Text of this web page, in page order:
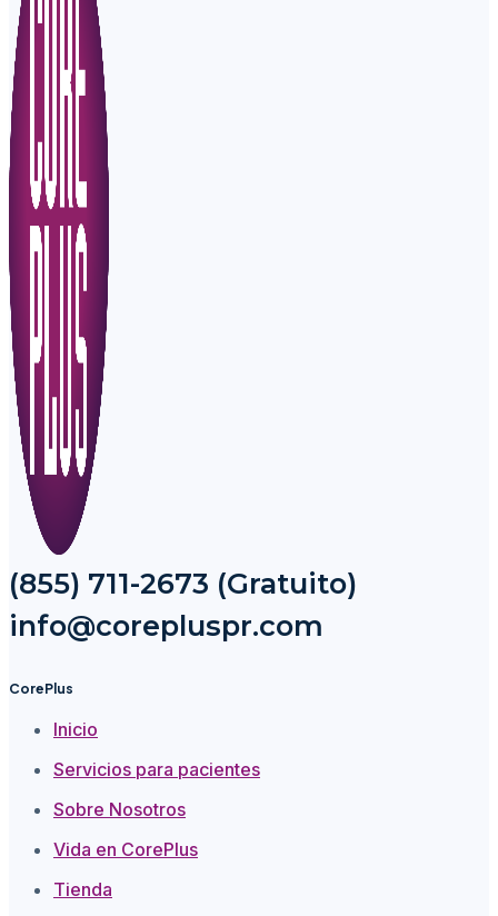
(855) 711-2673 (Gratuito)
info@corepluspr.com
CorePlus
Inicio
Servicios para pacientes
Sobre Nosotros
Vida en CorePlus
Tienda